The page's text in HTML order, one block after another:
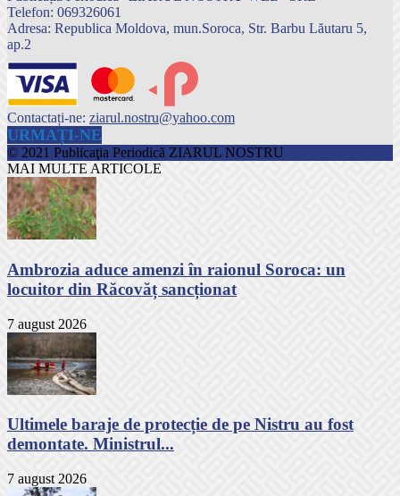
Telefon: 069326061
Adresa: Republica Moldova, mun.Soroca, Str. Barbu Lăutaru 5,
ap.2
Contactați-ne: ziarul.nostru@yahoo.com
URMAȚI-NE
© 2021 Publicaţia Periodică ZIARUL NOSTRU
MAI MULTE ARTICOLE
Ambrozia aduce amenzi în raionul Soroca: un
locuitor din Răcovăț sancționat
7 august 2026
Ultimele baraje de protecție de pe Nistru au fost
demontate. Ministrul...
7 august 2026